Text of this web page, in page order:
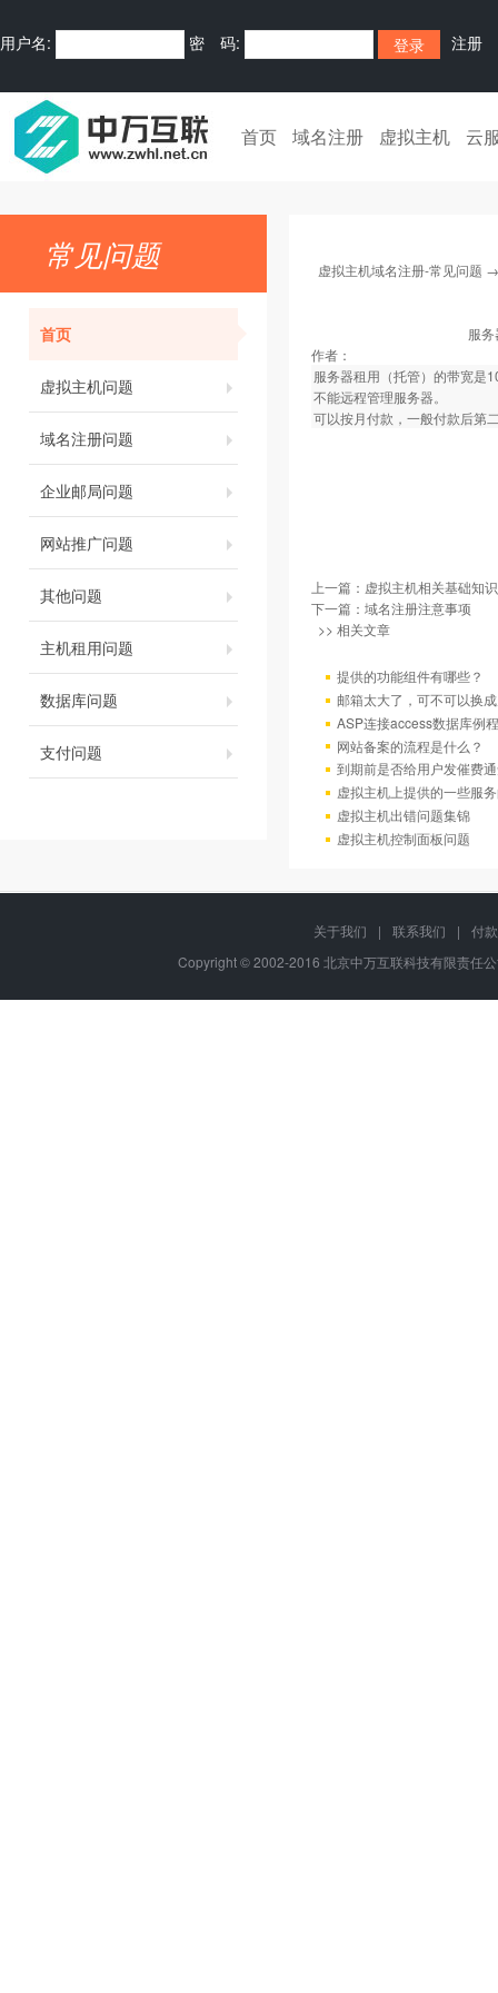
用户名: 密 码: 注册
首页 域名注册 虚拟主机 云
常见问题
首页
虚拟主机问题
域名注册问题
企业邮局问题
网站推广问题
其他问题
主机租用问题
数据库问题
支付问题
虚拟主机域名注册-常见问题
服
作者：
服务器租用（托管）的带宽是
不能远程管理服务器。
可以按月付款，一般付款后第
上一篇： 虚拟主机相关基础知识
下一篇： 域名注册注意事项
>> 相关文章
提供的功能组件有哪些？
邮箱太大了，可不可以换
ASP连接access数据库例程
网站备案的流程是什么？
到期前是否给用户发催费
虚拟主机上提供的一些服
虚拟主机出错问题集锦
虚拟主机控制面板问题
关于我们 | 联系我们 |
付
Copyright © 2002-2016 北京中万互联科技有限责任